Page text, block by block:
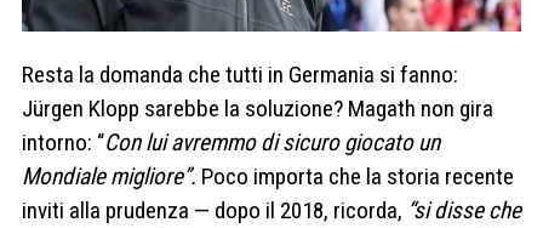
Resta la domanda che tutti in Germania si fanno:
Jürgen Klopp sarebbe la soluzione? Magath non gira
intorno: “Con lui avremmo di sicuro giocato un
Mondiale migliore”. Poco importa che la storia recente
inviti alla prudenza — dopo il 2018, ricorda, “si disse che